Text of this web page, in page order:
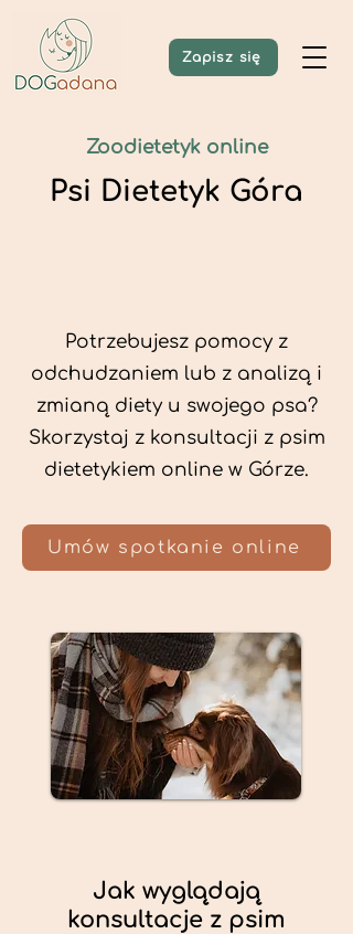
Zapisz się
Zoodietetyk online
Psi Dietetyk Góra
Potrzebujesz pomocy z
odchudzaniem lub z analizą i
zmianą diety u swojego psa?
Skorzystaj z konsultacji z psim
dietetykiem online w Górze.
Umów spotkanie online
Jak wyglądają
konsultacje z psim